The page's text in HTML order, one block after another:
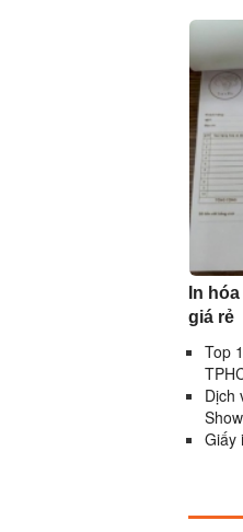
In
giá rẻ
Top
Dịch
Giấy